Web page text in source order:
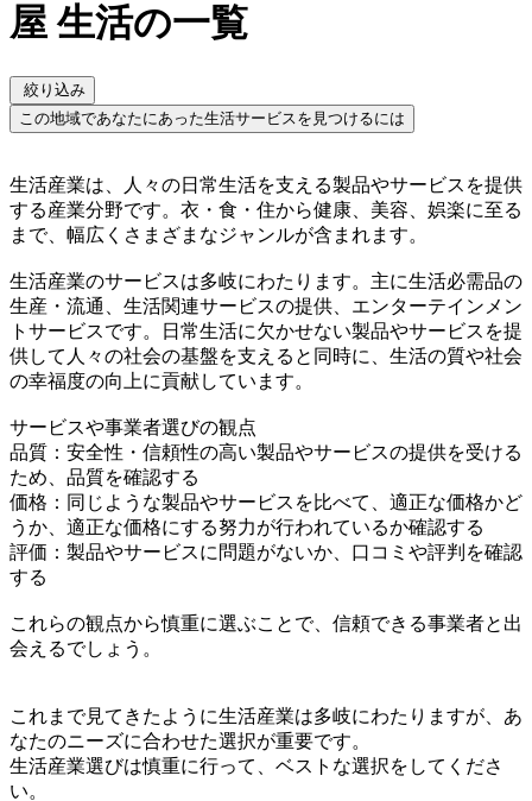
屋 生活の一覧
絞り込み
この地域であなたにあった生活サービスを見つけるには
生活産業は、人々の日常生活を支える製品やサービスを提供
する産業分野です。衣・食・住から健康、美容、娯楽に至る
まで、幅広くさまざまなジャンルが含まれます。
生活産業のサービスは多岐にわたります。主に生活必需品の
生産・流通、生活関連サービスの提供、エンターテインメン
トサービスです。日常生活に欠かせない製品やサービスを提
供して人々の社会の基盤を支えると同時に、生活の質や社会
の幸福度の向上に貢献しています。
サービスや事業者選びの観点
品質：安全性・信頼性の高い製品やサービスの提供を受ける
ため、品質を確認する
価格：同じような製品やサービスを比べて、適正な価格かど
うか、適正な価格にする努力が行われているか確認する
評価：製品やサービスに問題がないか、口コミや評判を確認
する
これらの観点から慎重に選ぶことで、信頼できる事業者と出
会えるでしょう。
これまで見てきたように生活産業は多岐にわたりますが、あ
なたのニーズに合わせた選択が重要です。
生活産業選びは慎重に行って、ベストな選択をしてくださ
い。